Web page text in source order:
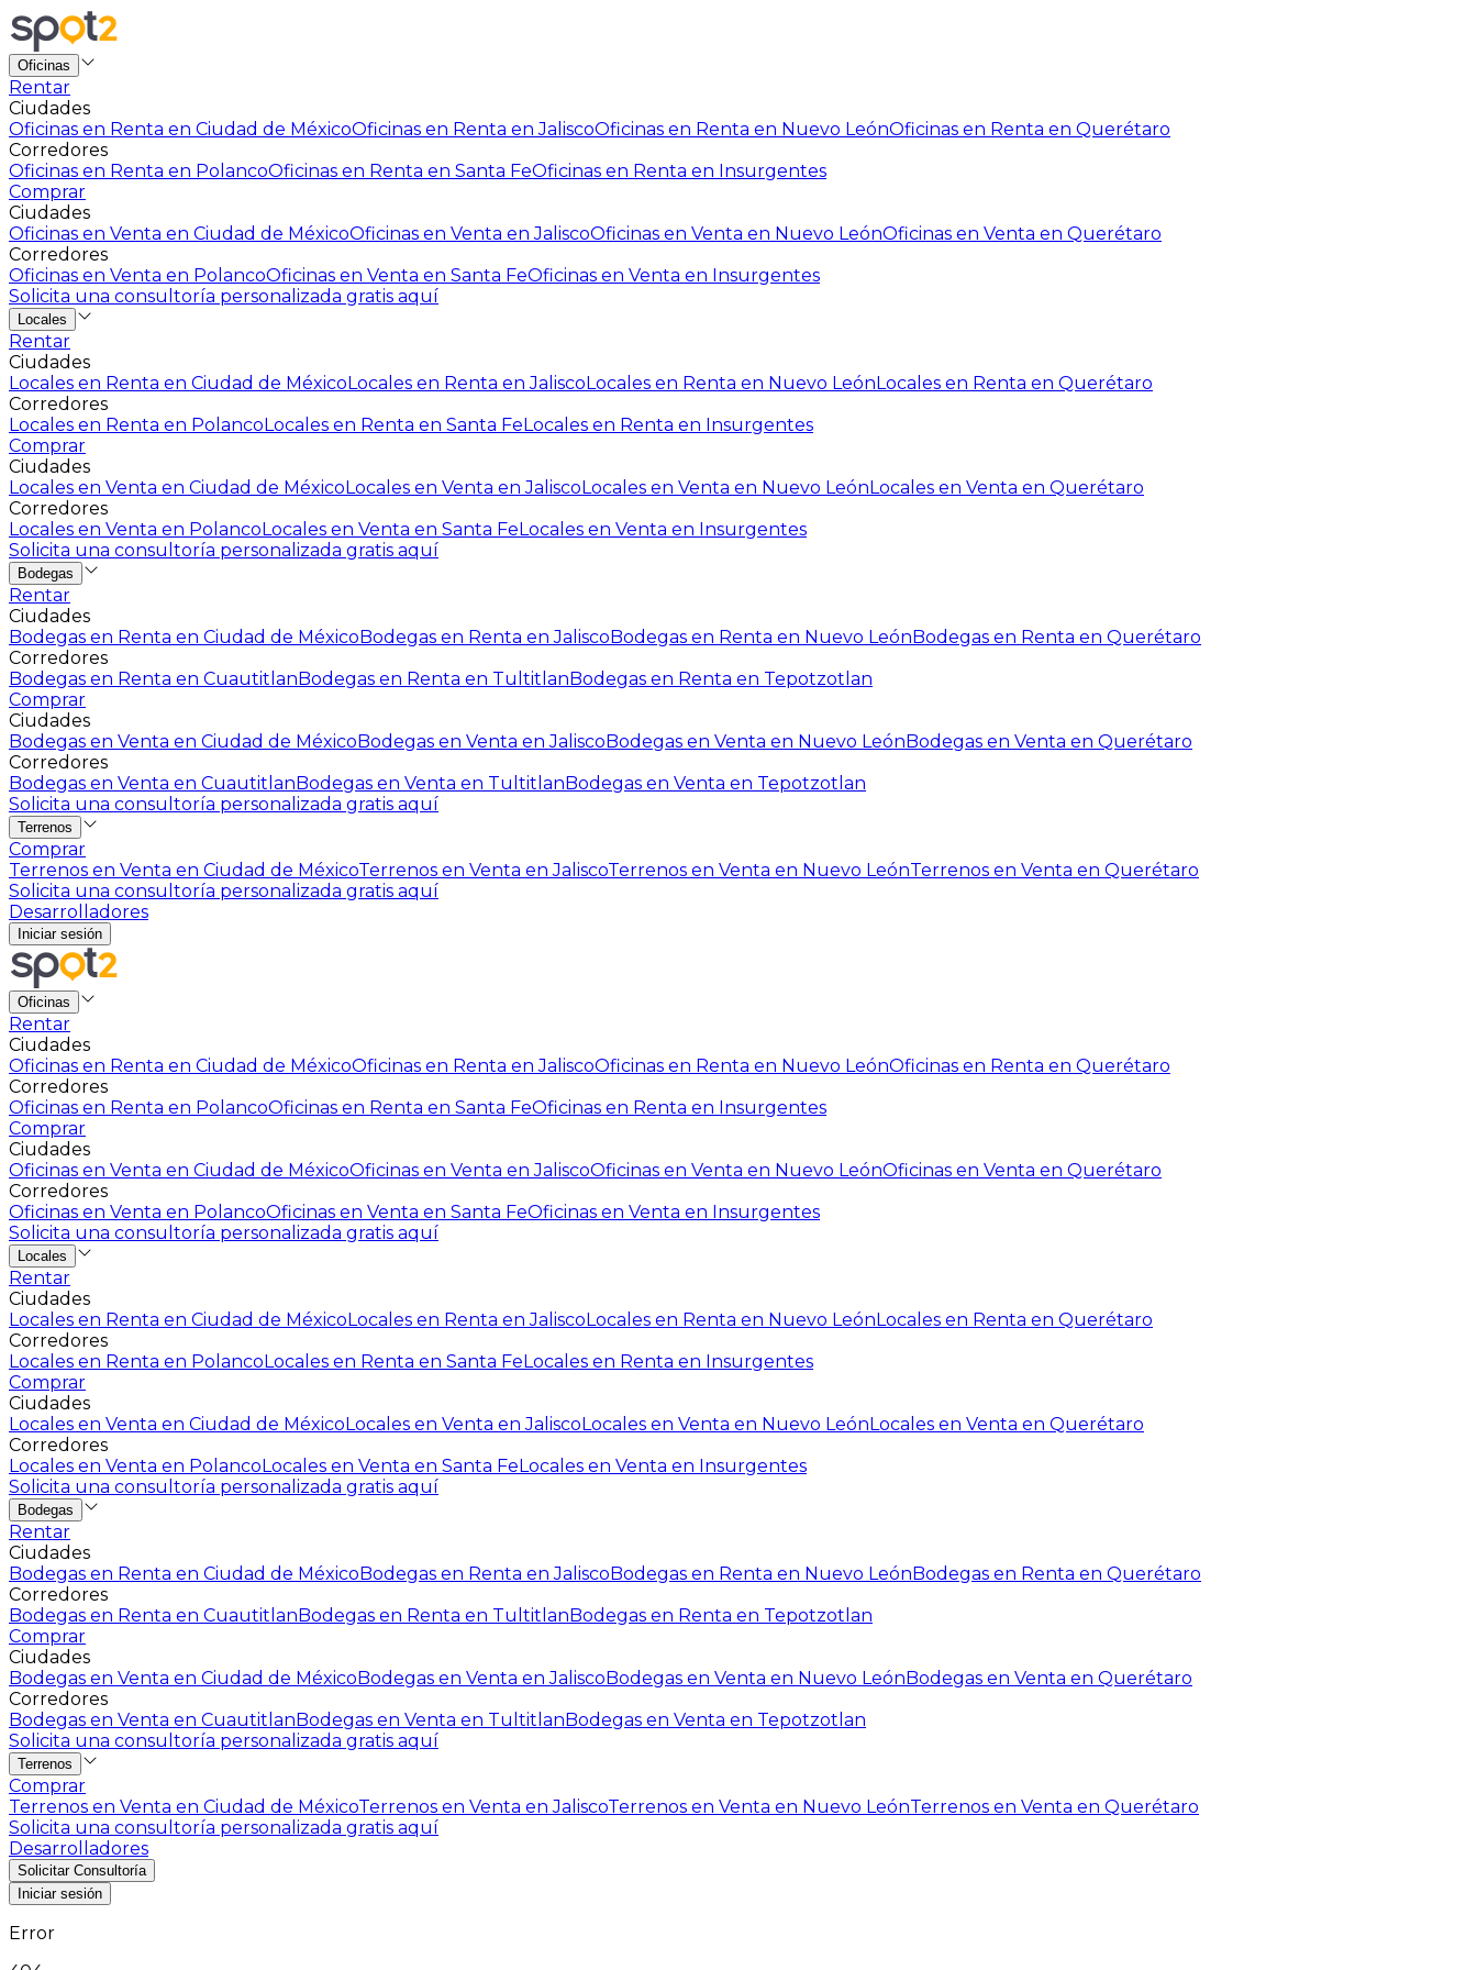
Oficinas
Rentar
Ciudades
Oficinas en Renta en Ciudad de MéxicoOficinas en Renta en JaliscoOficinas en Renta en Nuevo LeónOficinas en Renta en Querétaro
Corredores
Oficinas en Renta en PolancoOficinas en Renta en Santa FeOficinas en Renta en Insurgentes
Comprar
Ciudades
Oficinas en Venta en Ciudad de MéxicoOficinas en Venta en JaliscoOficinas en Venta en Nuevo LeónOficinas en Venta en Querétaro
Corredores
Oficinas en Venta en PolancoOficinas en Venta en Santa FeOficinas en Venta en Insurgentes
Solicita una consultoría personalizada gratis aquí
Locales
Rentar
Ciudades
Locales en Renta en Ciudad de MéxicoLocales en Renta en JaliscoLocales en Renta en Nuevo LeónLocales en Renta en Querétaro
Corredores
Locales en Renta en PolancoLocales en Renta en Santa FeLocales en Renta en Insurgentes
Comprar
Ciudades
Locales en Venta en Ciudad de MéxicoLocales en Venta en JaliscoLocales en Venta en Nuevo LeónLocales en Venta en Querétaro
Corredores
Locales en Venta en PolancoLocales en Venta en Santa FeLocales en Venta en Insurgentes
Solicita una consultoría personalizada gratis aquí
Bodegas
Rentar
Ciudades
Bodegas en Renta en Ciudad de MéxicoBodegas en Renta en JaliscoBodegas en Renta en Nuevo LeónBodegas en Renta en Querétaro
Corredores
Bodegas en Renta en CuautitlanBodegas en Renta en TultitlanBodegas en Renta en Tepotzotlan
Comprar
Ciudades
Bodegas en Venta en Ciudad de MéxicoBodegas en Venta en JaliscoBodegas en Venta en Nuevo LeónBodegas en Venta en Querétaro
Corredores
Bodegas en Venta en CuautitlanBodegas en Venta en TultitlanBodegas en Venta en Tepotzotlan
Solicita una consultoría personalizada gratis aquí
Terrenos
Comprar
Terrenos en Venta en Ciudad de MéxicoTerrenos en Venta en JaliscoTerrenos en Venta en Nuevo LeónTerrenos en Venta en Querétaro
Solicita una consultoría personalizada gratis aquí
Desarrolladores
Iniciar sesión
Oficinas
Rentar
Ciudades
Oficinas en Renta en Ciudad de MéxicoOficinas en Renta en JaliscoOficinas en Renta en Nuevo LeónOficinas en Renta en Querétaro
Corredores
Oficinas en Renta en PolancoOficinas en Renta en Santa FeOficinas en Renta en Insurgentes
Comprar
Ciudades
Oficinas en Venta en Ciudad de MéxicoOficinas en Venta en JaliscoOficinas en Venta en Nuevo LeónOficinas en Venta en Querétaro
Corredores
Oficinas en Venta en PolancoOficinas en Venta en Santa FeOficinas en Venta en Insurgentes
Solicita una consultoría personalizada gratis aquí
Locales
Rentar
Ciudades
Locales en Renta en Ciudad de MéxicoLocales en Renta en JaliscoLocales en Renta en Nuevo LeónLocales en Renta en Querétaro
Corredores
Locales en Renta en PolancoLocales en Renta en Santa FeLocales en Renta en Insurgentes
Comprar
Ciudades
Locales en Venta en Ciudad de MéxicoLocales en Venta en JaliscoLocales en Venta en Nuevo LeónLocales en Venta en Querétaro
Corredores
Locales en Venta en PolancoLocales en Venta en Santa FeLocales en Venta en Insurgentes
Solicita una consultoría personalizada gratis aquí
Bodegas
Rentar
Ciudades
Bodegas en Renta en Ciudad de MéxicoBodegas en Renta en JaliscoBodegas en Renta en Nuevo LeónBodegas en Renta en Querétaro
Corredores
Bodegas en Renta en CuautitlanBodegas en Renta en TultitlanBodegas en Renta en Tepotzotlan
Comprar
Ciudades
Bodegas en Venta en Ciudad de MéxicoBodegas en Venta en JaliscoBodegas en Venta en Nuevo LeónBodegas en Venta en Querétaro
Corredores
Bodegas en Venta en CuautitlanBodegas en Venta en TultitlanBodegas en Venta en Tepotzotlan
Solicita una consultoría personalizada gratis aquí
Terrenos
Comprar
Terrenos en Venta en Ciudad de MéxicoTerrenos en Venta en JaliscoTerrenos en Venta en Nuevo LeónTerrenos en Venta en Querétaro
Solicita una consultoría personalizada gratis aquí
Desarrolladores
Solicitar Consultoría
Iniciar sesión
Error